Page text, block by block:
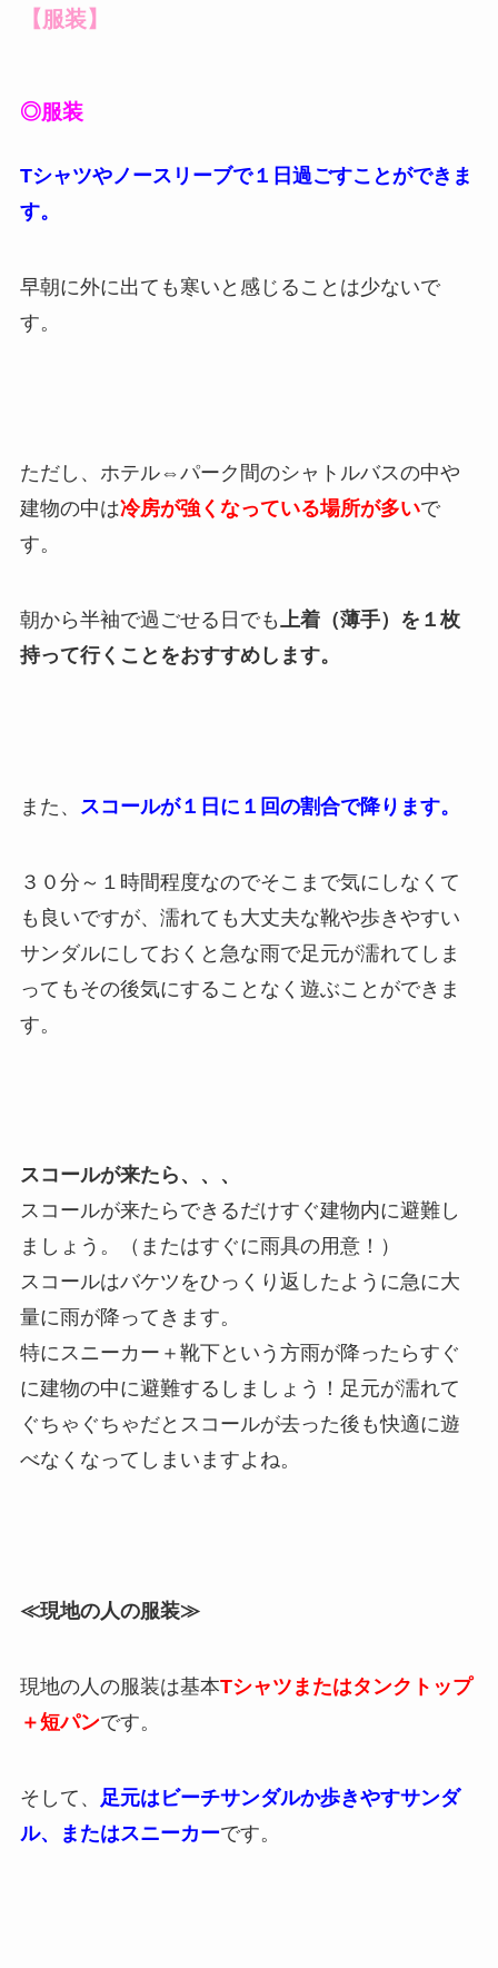
【服装】
◎服装
Tシャツやノースリーブで１日過ごすことができま
す。
早朝に外に出ても寒いと感じることは少ないで
す。
ただし、ホテル⇔パーク間のシャトルバスの中や
建物の中は冷房が強くなっている場所が多いで
す。
朝から半袖で過ごせる日でも上着（薄手）を１枚
持って行くことをおすすめします。
また、 スコールが１日に１回の割合で降ります。
３０分～１時間程度なのでそこまで気にしなくて
も良いですが、濡れても大丈夫な靴や歩きやすい
サンダルにしておくと急な雨で足元が濡れてしま
ってもその後気にすることなく遊ぶことができま
す。
スコールが来たら、、、
スコールが来たらできるだけすぐ建物内に避難し
ましょう。（またはすぐに雨具の用意！）
スコールはバケツをひっくり返したように急に大
量に雨が降ってきます。
特にスニーカー＋靴下という方雨が降ったらすぐ
に建物の中に避難するしましょう！足元が濡れて
ぐちゃぐちゃだとスコールが去った後も快適に遊
べなくなってしまいますよね。
≪現地の人の服装≫
現地の人の服装は基本Tシャツまたはタンクトップ
＋短パンです。
そして、
足元はビーチサンダルか歩きやすサンダ
ル、またはスニーカーです。